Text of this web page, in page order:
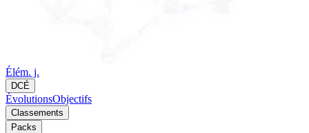
Élém. j.
DCÉ
ÉvolutionsObjectifs
Classements
Packs